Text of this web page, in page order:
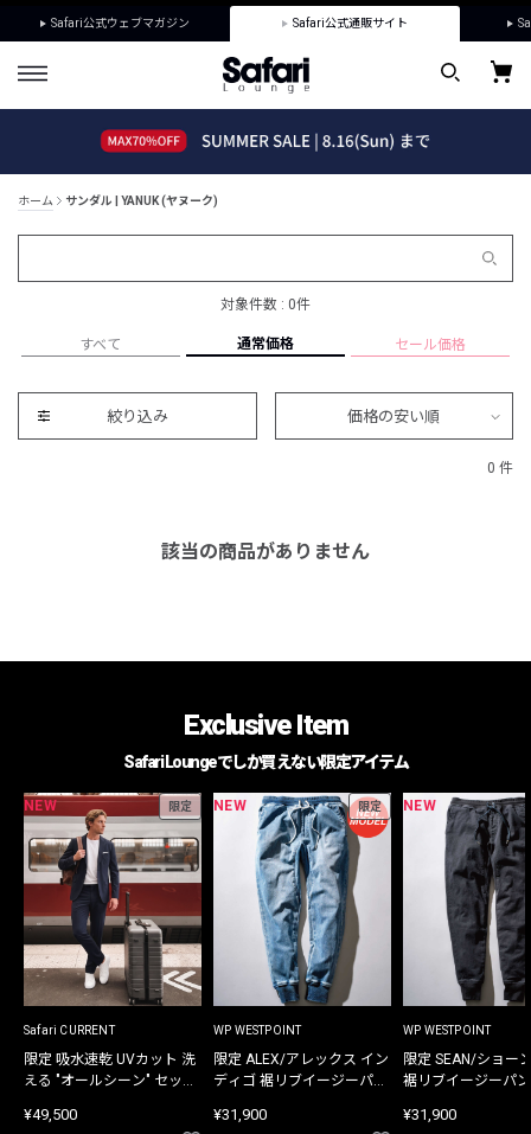
Safari公式ウェブマガジン Safari公式通販サイト
ホーム サンダル | YANUK (ヤヌーク)
対象件数 : 0件
すべて 通常価格 セール価格
絞り込み 価格の安い順
0 件
該当の商品がありません
Exclusive Item
Safari Loungeでしか買えない限定アイテム
NEW 限定
Safari CURRENT
限定 吸水速乾 UVカット 洗
える "オールシーン" セット
¥49,500
NEW 限定
WP WESTPOINT
限定 ALEX/アレックス イン
ディゴ 裾リブイージーパン
¥31,900
NEW
WP WESTPOINT
限定 SEAN/ショー
裾リブイージーパ
¥31,900